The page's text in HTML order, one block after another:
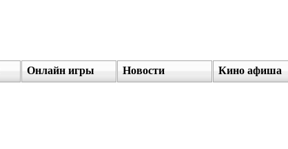
Онлайн игры Новости
Кино афиша